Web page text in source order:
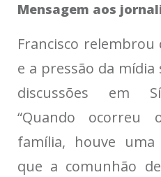
Mensagem aos
Francisco
e a pressão da
discussões em
“Quando
família, houve
que a comunhão